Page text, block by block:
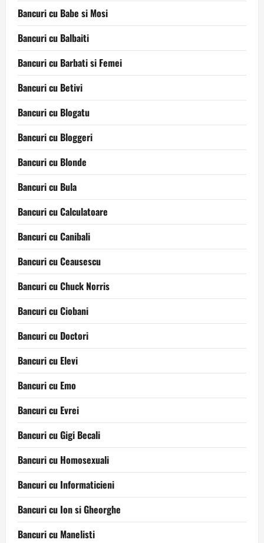
Bancuri cu Babe si Mosi
Bancuri cu Balbaiti
Bancuri cu Barbati si Femei
Bancuri cu Betivi
Bancuri cu Blogatu
Bancuri cu Bloggeri
Bancuri cu Blonde
Bancuri cu Bula
Bancuri cu Calculatoare
Bancuri cu Canibali
Bancuri cu Ceausescu
Bancuri cu Chuck Norris
Bancuri cu Ciobani
Bancuri cu Doctori
Bancuri cu Elevi
Bancuri cu Emo
Bancuri cu Evrei
Bancuri cu Gigi Becali
Bancuri cu Homosexuali
Bancuri cu Informaticieni
Bancuri cu Ion si Gheorghe
Bancuri cu Manelisti